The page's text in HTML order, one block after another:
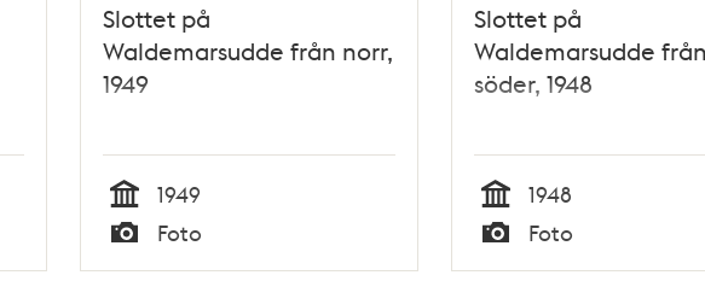
Slottet på
Waldemarsudde från norr,
1949
Tid
1949
Typ
Foto
Slottet på
Waldemarsudde
söder, 1948
Tid
1948
Typ
Foto